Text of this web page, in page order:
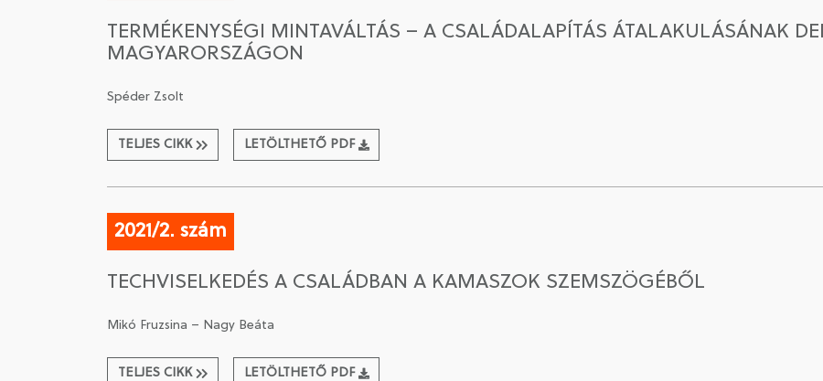
TERMÉKENYSÉGI MINTAVÁLTÁS – A CSALÁDALAPÍTÁS ÁTALAKULÁSÁNAK
MAGYARORSZÁGON
Spéder Zsolt
TELJES CIKK LETÖLTHETŐ PDF
2021/2. szám
TECHVISELKEDÉS A CSALÁDBAN A KAMASZOK SZEMSZÖGÉBŐL
Mikó Fruzsina – Nagy Beáta
TELJES CIKK LETÖLTHETŐ PDF